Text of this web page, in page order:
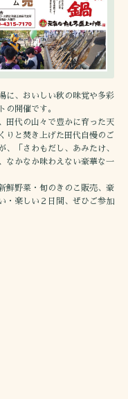
に、おいしい秋の味覚や多彩
の開催です。
田代の山々で豊かに育った天
りと焚き上げた田代自慢のご
、「さわもだし、あみたけ、
なかなか味わえない豪華な一
鮮野菜・旬のきのこ販売、豪
・楽しい２日間、ぜひご参加